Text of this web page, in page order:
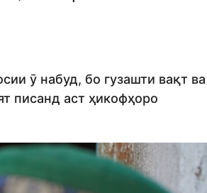
ӯ набуд, бо гузашти вақт ва
писанд аст ҳикофҳоро